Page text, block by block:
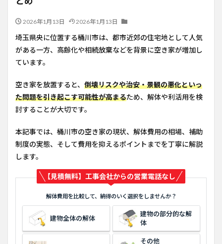
2026年1月13日 2026年1月13日
埼玉県央に位置する桶川市は、都市近郊の住宅地として人気
がある一方、高齢化や相続放棄などを背景に空き家が増加し
ています。
空き家を放置すると、 倒壊リスクや治安・景観の悪化といっ
た問題を引き起こす可能性が高まるため、解体や利活用を検
討することが大切です。
本記事では、桶川市の空き家の現状、解体費用の相場、補助
制度の実態、そして費用を抑えるポイントまでを丁寧に解説
します。
【見積無料】工事会社からの営業電話なし
解体費用を比較して、納得のいく選択をしませんか？
建物全体の解体
建物の部分的な解
体
その他